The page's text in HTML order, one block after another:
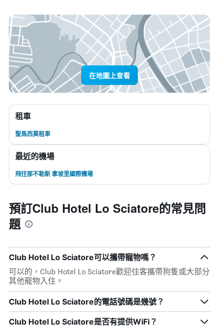
在地圖上查看
租車
聖馬西莫租車
最近的機場
飛往那不勒斯 拿坡里國際機場
預訂Club Hotel Lo Sciatore的常見問
題
Club Hotel Lo Sciatore可以攜帶寵物嗎？
可以的，Club Hotel Lo Sciatore歡迎住客攜帶狗隻或大部分
其他寵物入住。
Club Hotel Lo Sciatore的電話號碼是幾號？
Club Hotel Lo Sciatore是否有提供WiFi？